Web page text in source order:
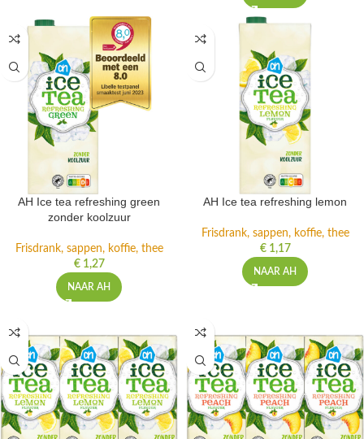
AH Ice tea refreshing green
zonder koolzuur
Frisdrank, sappen, koffie, thee
€1,27
NAAR AH
AH Ice tea refreshing lemon
Frisdrank, sappen, koffie, thee
€1,17
NAAR AH